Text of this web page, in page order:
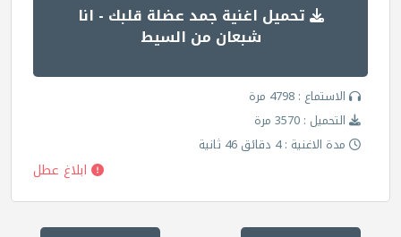
تحميل اغنية جمد عضلة قلبك - انا
شبعان من السيط
الاستماع : 4798 مرة
التحميل : 3570 مرة
مدة الاغنية : 4 دقائق 46 ثانية
ابلاغ عطل